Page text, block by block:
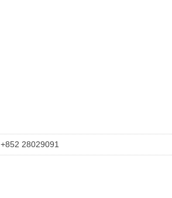
+852 28029091